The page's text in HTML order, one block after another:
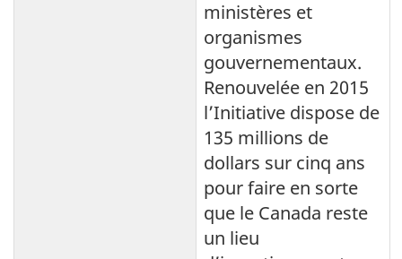
ministères et
organismes
gouvernementaux.
Renouvelée en 2015
l’Initiative dispose de
135 millions de
dollars sur cinq ans
pour faire en sorte
que le Canada reste
un lieu